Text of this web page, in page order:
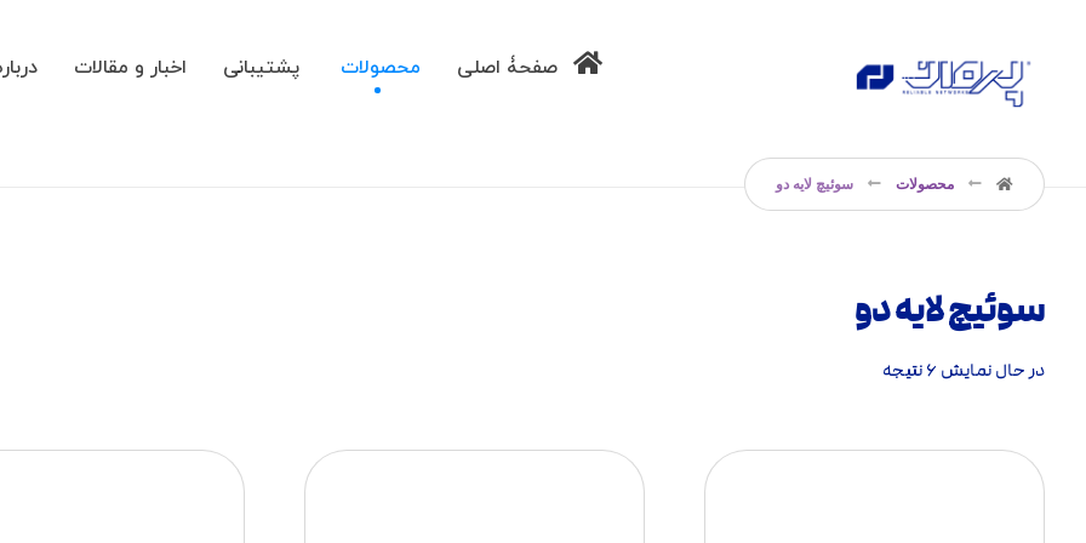
صفحۀ اصلی محصولات پشتیبانی اخبار و مقالات
محصولات سوئیچ لایه دو
سوئیچ لایه دو
در حال نمایش ۶ نتیجه